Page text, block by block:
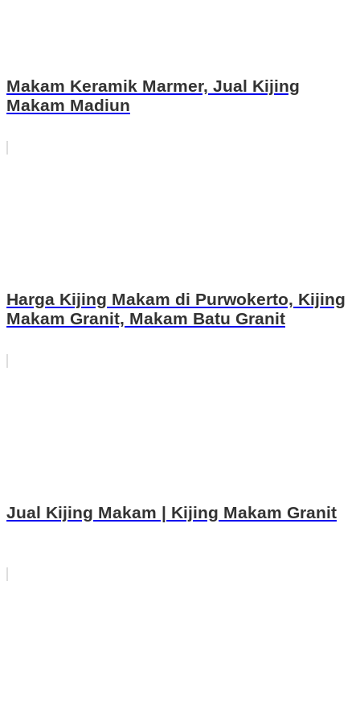
Makam Keramik Marmer, Jual Kijing
Makam Madiun
Harga Kijing Makam di Purwokerto, Kijing
Makam Granit, Makam Batu Granit
Jual Kijing Makam | Kijing Makam Granit